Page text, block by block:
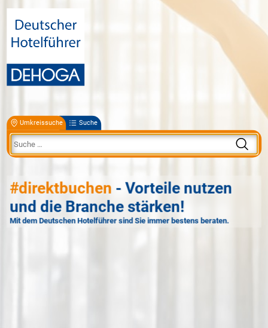
Umkreissuche Suche
#direktbuchen - Vorteile nutzen
und die Branche stärken!
Mit dem Deutschen Hotelführer sind Sie immer bestens beraten.